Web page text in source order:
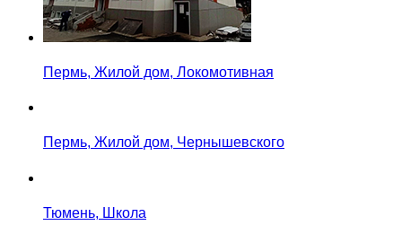
Пермь, Жилой дом, Локомотивная
Пермь, Жилой дом, Чернышевского
Тюмень, Школа